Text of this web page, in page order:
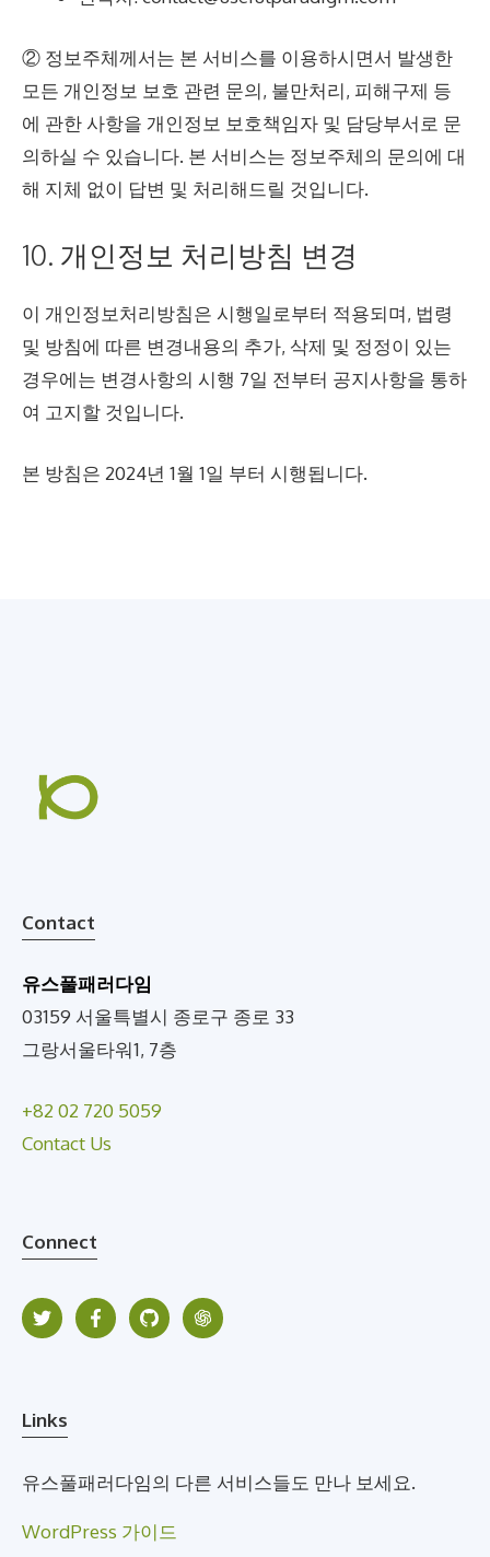
② 정보주체께서는 본 서비스를 이용하시면서 발생한
모든 개인정보 보호 관련 문의, 불만처리, 피해구제 등
에 관한 사항을 개인정보 보호책임자 및 담당부서로 문
의하실 수 있습니다. 본 서비스는 정보주체의 문의에 대
해 지체 없이 답변 및 처리해드릴 것입니다.
10. 개인정보 처리방침 변경
이 개인정보처리방침은 시행일로부터 적용되며, 법령
및 방침에 따른 변경내용의 추가, 삭제 및 정정이 있는
경우에는 변경사항의 시행 7일 전부터 공지사항을 통하
여 고지할 것입니다.
본 방침은 2024년 1월 1일 부터 시행됩니다.
Contact
유스풀패러다임
03159 서울특별시 종로구 종로 33
그랑서울타워1, 7층
+82 02 720 5059
Contact Us
Connect
Links
유스풀패러다임의 다른 서비스들도 만나 보세요.
WordPress 가이드